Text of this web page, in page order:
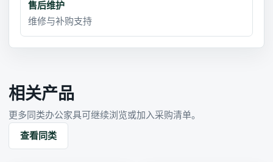
售后维护
维修与补购支持
相关产品
更多同类办公家具可继续浏览或加入采购清单。
查看同类